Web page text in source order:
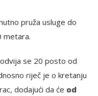
pruža usluge do
metara.
se 20 posto od
riječ je o kretanju
dodajući da će od